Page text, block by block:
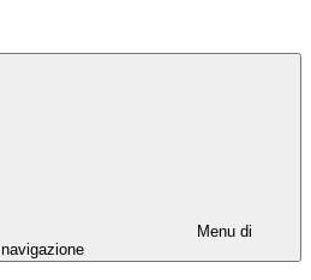
Menu di
navigazione